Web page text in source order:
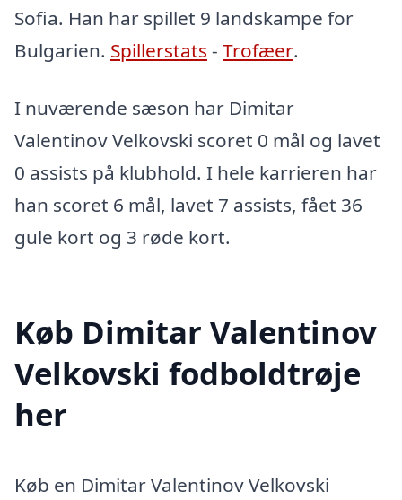
Sofia. Han har spillet 9 landskampe for
Bulgarien. Spillerstats - Trofæer.
I nuværende sæson har Dimitar
Valentinov Velkovski scoret 0 mål og lavet
0 assists på klubhold. I hele karrieren har
han scoret 6 mål, lavet 7 assists, fået 36
gule kort og 3 røde kort.
Køb Dimitar Valentinov
Velkovski fodboldtrøje
her
Køb en Dimitar Valentinov Velkovski